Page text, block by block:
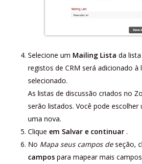
Selecione um Mailing Lista da
registos de CRM será adicionado à
selecionado.
As listas de discussão criados no
serão listados. Você pode escolher
uma nova.
Clique em Salvar e continuar.
No Mapa seus campos deseção,
campospara mapear mais